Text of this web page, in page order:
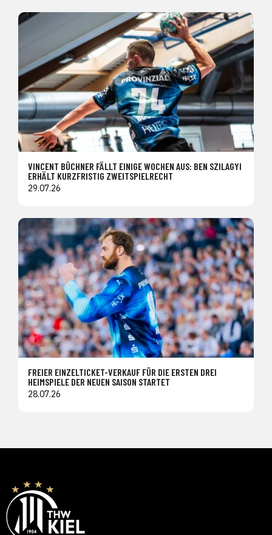
VINCENT BÜCHNER FÄLLT EINIGE WOCHEN AUS: BEN SZILAGYI
ERHÄLT KURZFRISTIG ZWEITSPIELRECHT
29.07.26
FREIER EINZELTICKET-VERKAUF FÜR DIE ERSTEN DREI
HEIMSPIELE DER NEUEN SAISON STARTET
28.07.26